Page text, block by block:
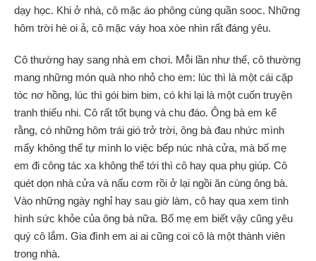
dạy học. Khi ở nhà, cô mặc áo phông cùng quần sooc. Những
hôm trời hè oi ả, cô mặc váy hoa xòe nhìn rất đáng yêu.
Cô thường hay sang nhà em chơi. Mỗi lần như thế, cô thường
mang những món quà nho nhỏ cho em: lúc thì là một cái cặp
tóc nơ hồng, lúc thì gói bim bim, có khi lại là một cuốn truyện
tranh thiếu nhi. Cô rất tốt bụng và chu đáo. Ông bà em kể
rằng, có những hôm trái gió trở trời, ông bà đau nhức mình
mẩy không thể tự mình lo việc bếp núc nhà cửa, mà bố mẹ
em đi công tác xa không thể tới thì cô hay qua phụ giúp. Cô
quét dọn nhà cửa và nấu cơm rồi ở lại ngồi ăn cùng ông bà.
Vào những ngày nghỉ hay sau giờ làm, cô hay qua xem tình
hình sức khỏe của ông bà nữa. Bố mẹ em biết vậy cũng yêu
quý cô lắm. Gia đình em ai ai cũng coi cô là một thành viên
trong nhà.